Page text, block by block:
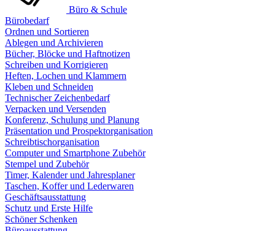
Büro & Schule
Bürobedarf
Ordnen und Sortieren
Ablegen und Archivieren
Bücher, Blöcke und Haftnotizen
Schreiben und Korrigieren
Heften, Lochen und Klammern
Kleben und Schneiden
Technischer Zeichenbedarf
Verpacken und Versenden
Konferenz, Schulung und Planung
Präsentation und Prospektorganisation
Schreibtischorganisation
Computer und Smartphone Zubehör
Stempel und Zubehör
Timer, Kalender und Jahresplaner
Taschen, Koffer und Lederwaren
Geschäftsausstattung
Schutz und Erste Hilfe
Schöner Schenken